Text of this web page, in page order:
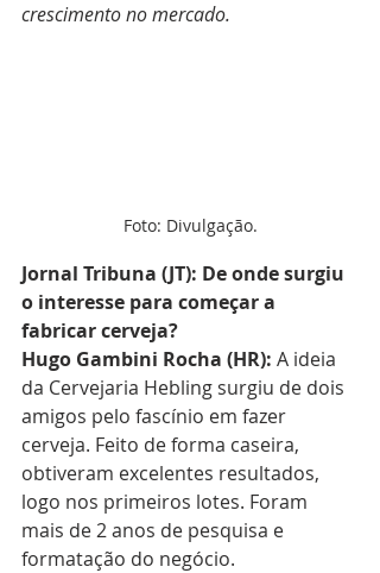
crescimento no mercado.
Foto: Divulgação.
Jornal Tribuna (JT): De onde surgiu
o interesse para começar a
fabricar cerveja?
Hugo Gambini Rocha (HR): A ideia
da Cervejaria Hebling surgiu de dois
amigos pelo fascínio em fazer
cerveja. Feito de forma caseira,
obtiveram excelentes resultados,
logo nos primeiros lotes. Foram
mais de 2 anos de pesquisa e
formatação do negócio.